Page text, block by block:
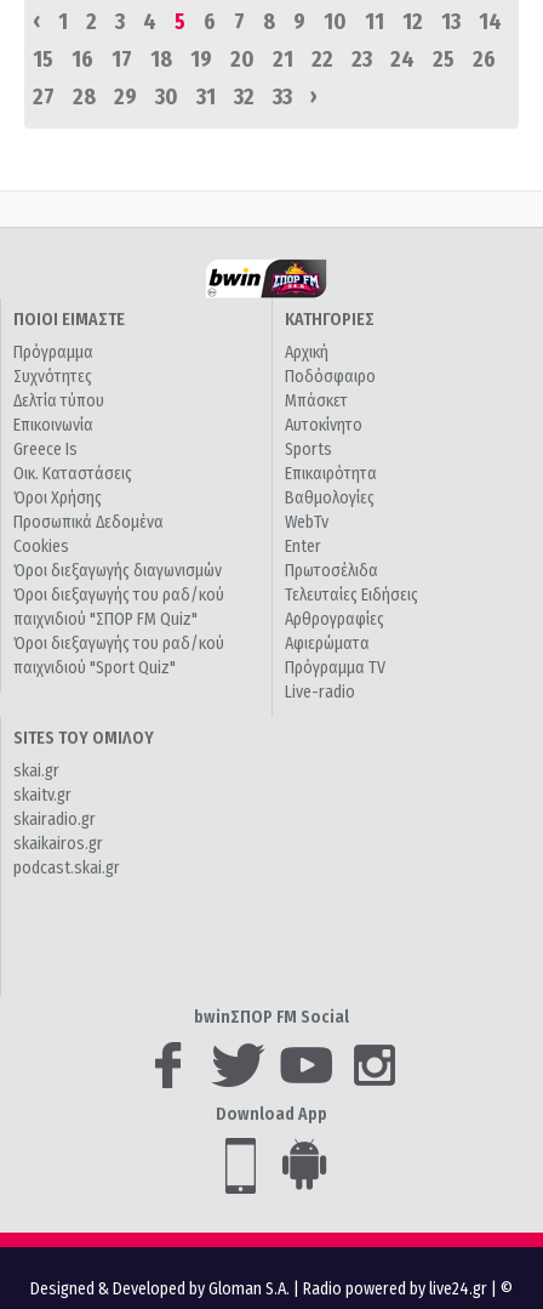
‹
1 2 3 4 5 6 7 8 9 10 11 12 13
14
15
16 17 18 19 20 21 22 23 24 25
26
27
28 29 30 31 32 33 ›
ΠΟΙΟΙ ΕΙΜΑΣΤΕ
Πρόγραμμα
Συχνότητες
Δελτία τύπου
Επικοινωνία
Greece Is
Οικ. Καταστάσεις
Όροι Χρήσης
Προσωπικά Δεδομένα
Cookies
Όροι διεξαγωγής διαγωνισμών
Όροι διεξαγωγής του ραδ/κού
παιχνιδιού "ΣΠΟΡ FM Quiz"
Όροι διεξαγωγής του ραδ/κού
παιχνιδιού "Sport Quiz"
ΚΑΤΗΓΟΡΙΕΣ
Αρχική
Ποδόσφαιρο
Μπάσκετ
Αυτοκίνητο
Sports
Επικαιρότητα
Βαθμολογίες
WebTv
Enter
Πρωτοσέλιδα
Τελευταίες Ειδήσεις
Αρθρογραφίες
Αφιερώματα
Πρόγραμμα TV
Live-radio
SITES ΤΟΥ ΟΜΙΛΟΥ
skai.gr
skaitv.gr
skairadio.gr
skaikairos.gr
podcast.skai.gr
bwinΣΠΟΡ FM Social
Download App
Designed & Developed by Gloman S.A. Radio powered by live24.gr | ©